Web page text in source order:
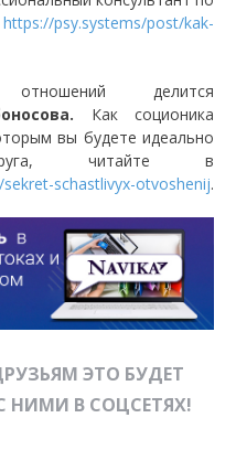
https://psy.systems/post/kak-
делится
Как соционика
вы будете идеально
читайте в
schastlivyx-otvoshenij.
ЭТО БУДЕТ
НИМИ В СОЦСЕТЯХ!